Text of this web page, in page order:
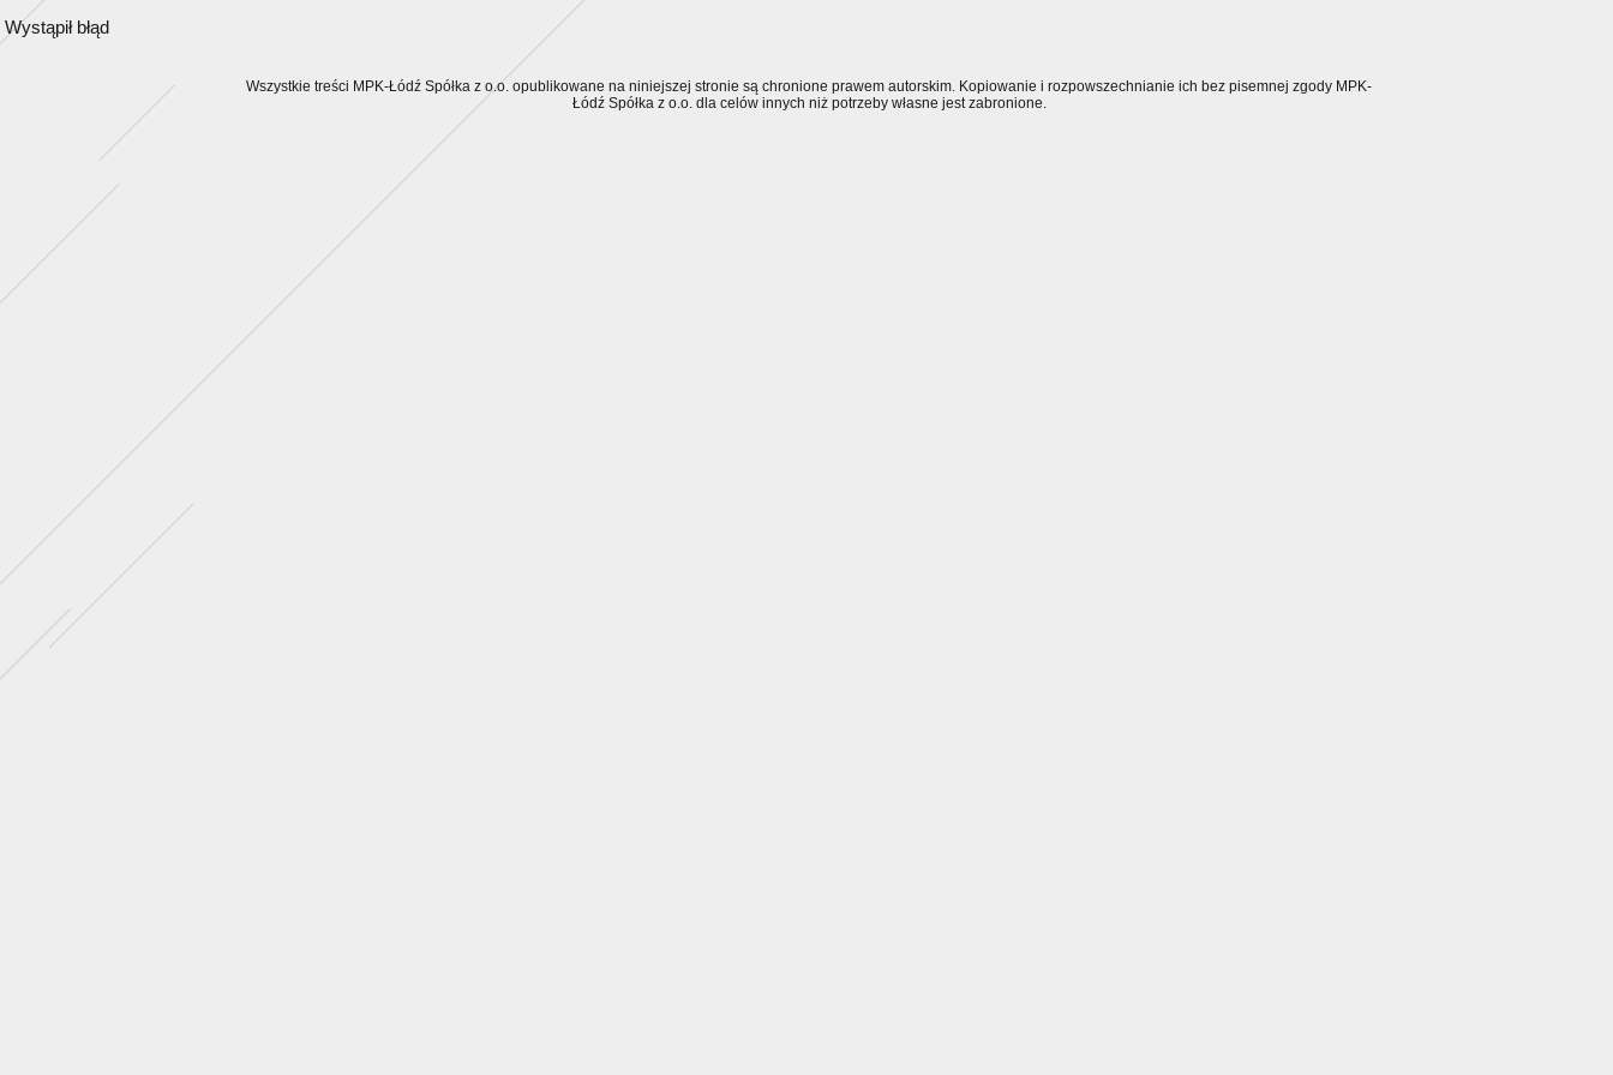
Wystąpił błąd
Wszystkie treści MPK-Łódź Spółka z o.o. opublikowane na niniejszej stronie są chronione prawem autorskim. Kopiowanie i rozpowszechnianie ich bez pisemnej zgody MPK-
Łódź Spółka z o.o. dla celów innych niż potrzeby własne jest zabronione.